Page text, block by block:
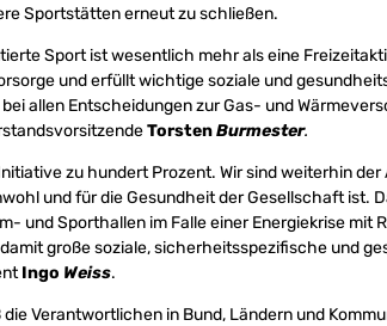
Sportstätten erneut zu schließen.
Sport ist wesentlich mehr als eine
und erfüllt wichtige soziale und
allen Entscheidungen zur Gas- und
TorstenBurmester.
zu hundert Prozent. Wir sind weiterhin
und für die Gesundheit der Gesellschaft ist.
und Sporthallen im Falle einer Energiekrise mit
große soziale, sicherheitsspezifische und
Ingo Weiss.
Verantwortlichen in Bund, Ländern und